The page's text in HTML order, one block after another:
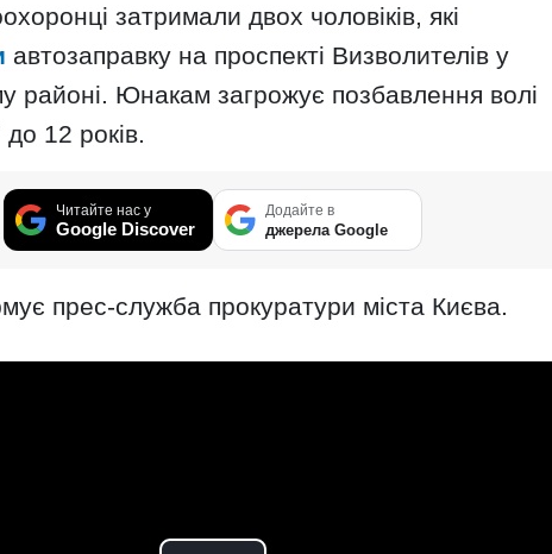
затримали двох чоловіків, які
автозаправку на проспекті Визволителів у
районі. Юнакам загрожує позбавлення волі
12 років.
Читайте нас у
Google Discover
Додайте в
джерела Google
прес-служба прокуратури міста Києва.